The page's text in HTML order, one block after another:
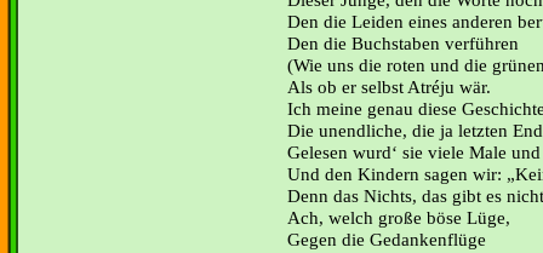
Den die Leiden eines anderen
Den die Buchstaben verführen
(Wie uns die roten und die
Als ob er selbst Atréju wär.
Ich meine genau diese
Die unendliche, die ja letzten
Gelesen wurd‘ sie viele Male
Und den Kindern sagen wir:
Denn das Nichts, das gibt es
Ach, welch große böse Lüge,
Gegen die Gedankenflüge